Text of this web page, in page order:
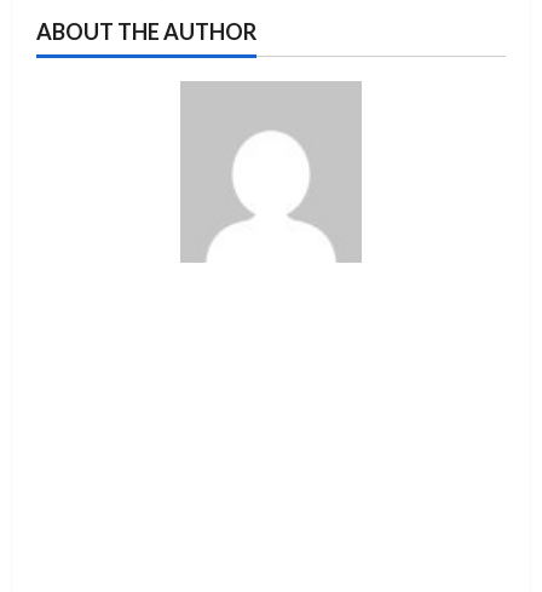
ABOUT THE AUTHOR